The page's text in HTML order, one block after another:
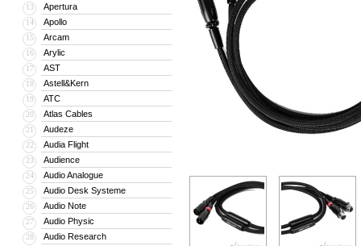
13 Apertura
14 Apollo
15 Arcam
16 Arylic
17 AST
18 Astell&Kern
19 ATC
20 Atlas Cables
21 Audeze
22 Audia Flight
23 Audience
24 Audio Analogue
25 Audio Desk Systeme
26 Audio Note
27 Audio Physic
28 Audio Research